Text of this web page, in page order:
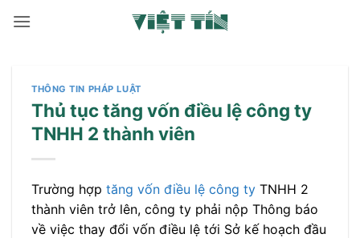
qua
THÔNG TIN PHÁP LUẬT
Thủ tục tăng vốn điều lệ công ty
TNHH 2 thành viên
Trường hợp tăng vốn điều lệ công ty TNHH 2
thành viên trở lên, công ty phải nộp Thông báo
về việc thay đổi vốn điều lệ tới Sở kế hoạch đầu